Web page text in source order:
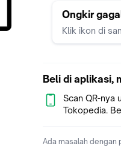
Ongkir
Klik ikon di
Beli di aplikasi,
Scan QR-nya
Tokopedia.
Ada masalah dengan